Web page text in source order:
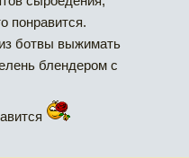
понравится.
ботвы выжимать
блендером с